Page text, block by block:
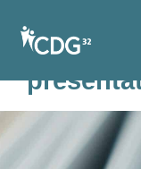
2025 –